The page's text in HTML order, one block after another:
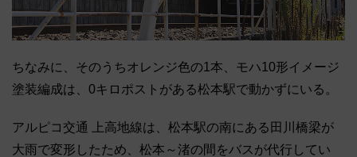
ちなみに、そのうちオレンジ色の1本、モハ10形イメージ
塗装編成は、0キロポストがある松本駅で動かずにいる。
アルピコ交通 上高地線は、松本駅の南にある田川橋梁が
大雨で変形したため、松本～渚の間をバスが代行してい